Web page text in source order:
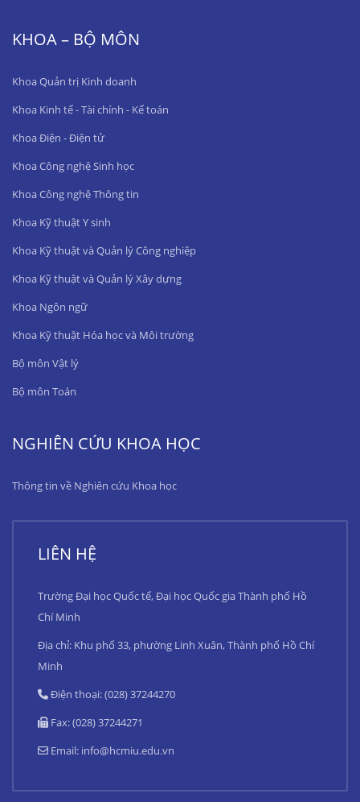
KHOA – BỘ MÔN
Khoa Quản trị Kinh doanh
Khoa Kinh tế - Tài chính - Kế toán
Khoa Điện - Điện tử
Khoa Công nghệ Sinh học
Khoa Công nghệ Thông tin
Khoa Kỹ thuật Y sinh
Khoa Kỹ thuật và Quản lý Công nghiệp
Khoa Kỹ thuật và Quản lý Xây dựng
Khoa Ngôn ngữ
Khoa Kỹ thuật Hóa học và Môi trường
Bộ môn Vật lý
Bộ môn Toán
NGHIÊN CỨU KHOA HỌC
Thông tin về Nghiên cứu Khoa học
LIÊN HỆ
Trường Đại học Quốc tế, Đại học Quốc gia Thành phố Hồ
Chí Minh
Địa chỉ: Khu phố 33, phường Linh Xuân, Thành phố Hồ Chí
Minh
Điện thoại: (028) 37244270
Fax: (028) 37244271
Email: info@hcmiu.edu.vn